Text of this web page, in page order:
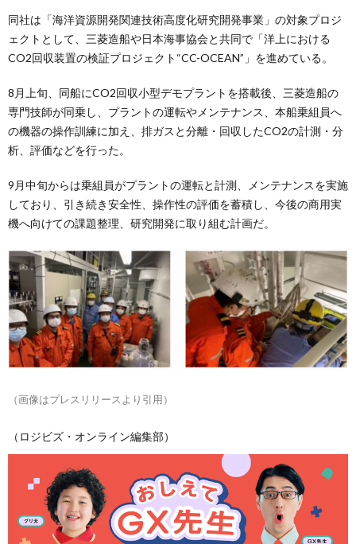
同社は「海洋資源開発関連技術高度化研究開発事業」の対象プロジ
ェクトとして、三菱造船や日本海事協会と共同で「洋上における
CO2回収装置の検証プロジェクト“CC-OCEAN”」を進めている。
8月上旬、同船にCO2回収小型デモプラントを搭載後、三菱造船の
専門技師が同乗し、プラントの運転やメンテナンス、本船乗組員へ
の機器の操作訓練に加え、排ガスと分離・回収したCO2の計測・分
析、評価などを行った。
9月中旬からは乗組員がプラントの運転と計測、メンテナンスを実施
しており、引き続き安全性、操作性の評価を蓄積し、今後の商用実
機へ向けての課題整理、研究開発に取り組む計画だ。
（画像はプレスリリースより引用）
（ロジビズ・オンライン編集部）